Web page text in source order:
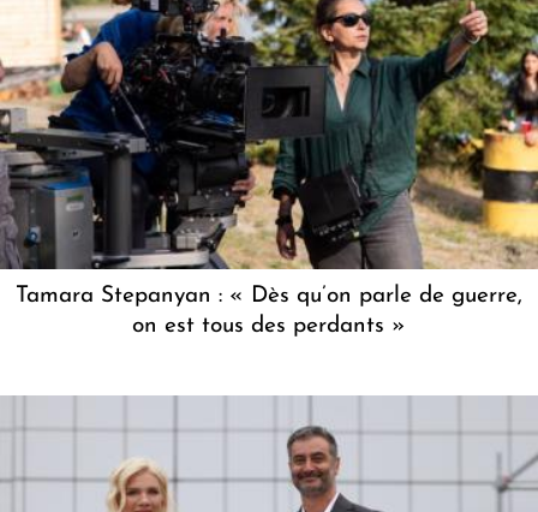
Tamara Stepanyan : « Dès qu’on parle de guerre,
on est tous des perdants »